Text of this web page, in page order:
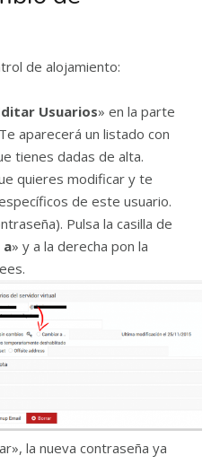
de alojamiento:
Usuarios» en la parte
aparecerá un listado con
tienes dadas de alta.
quieres modificar y te
de este usuario.
Pulsa la casilla de
a» y a la derecha pon la
la nueva contraseña ya